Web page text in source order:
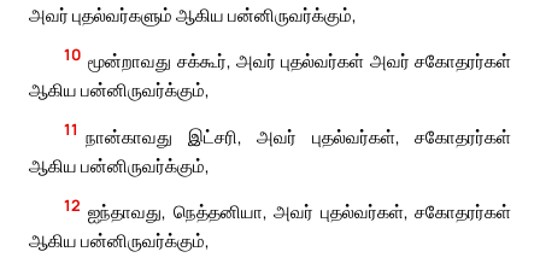
அவர் புதல்வர்களும் ஆகிய பன்னிருவர்க்கும்,
10 மூன்றாவது சக்கூர், அவர் புதல்வர்கள் அவர் சகோதரர்கள்
ஆகிய பன்னிருவர்க்கும்,
11 நான்காவது இட்சரி, அவர் புதல்வர்கள், சகோதரர்கள்
ஆகிய பன்னிருவர்க்கும்,
12 ஐந்தாவது, நெத்தனியா, அவர் புதல்வர்கள், சகோதரர்கள்
ஆகிய பன்னிருவர்க்கும்,